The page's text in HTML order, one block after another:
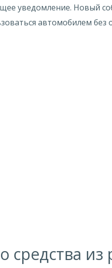
уведомление. Новый
автомобилем без
из